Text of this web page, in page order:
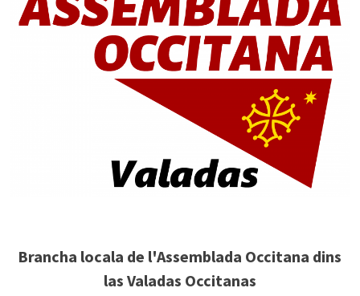
Brancha locala de l'Assemblada Occitana dins
las Valadas Occitanas